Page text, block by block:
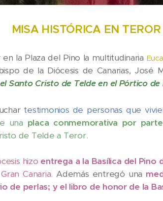
MISA HISTÓRICA EN TEROR
la Plaza del Pino la multitudinaria
de la Diócesis de Canarias, José
Santo Cristo de Telde en el Pórtico de
testimonios de personas que
una placa conmemorativa por
de Telde a Teror.
hizo entrega a la Basílica del
Canaria.Además entregó una
de perlas; y el libro de honor de la